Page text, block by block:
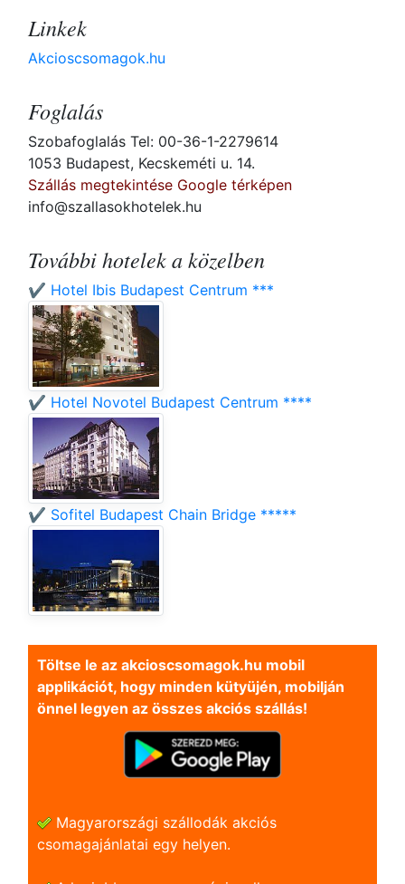
Linkek
Akcioscsomagok.hu
Foglalás
Szobafoglalás Tel: 00-36-1-2279614
1053 Budapest, Kecskeméti u. 14.
Szállás megtekintése Google térképen
info@szallasokhotelek.hu
További hotelek a közelben
✔️ Hotel Ibis Budapest Centrum ***
✔️ Hotel Novotel Budapest Centrum ****
✔️ Sofitel Budapest Chain Bridge *****
Töltse le az akcioscsomagok.hu mobil
applikációt, hogy minden kütyüjén, mobilján
önnel legyen az összes akciós szállás!
Magyarországi szállodák akciós
csomagajánlatai egy helyen.